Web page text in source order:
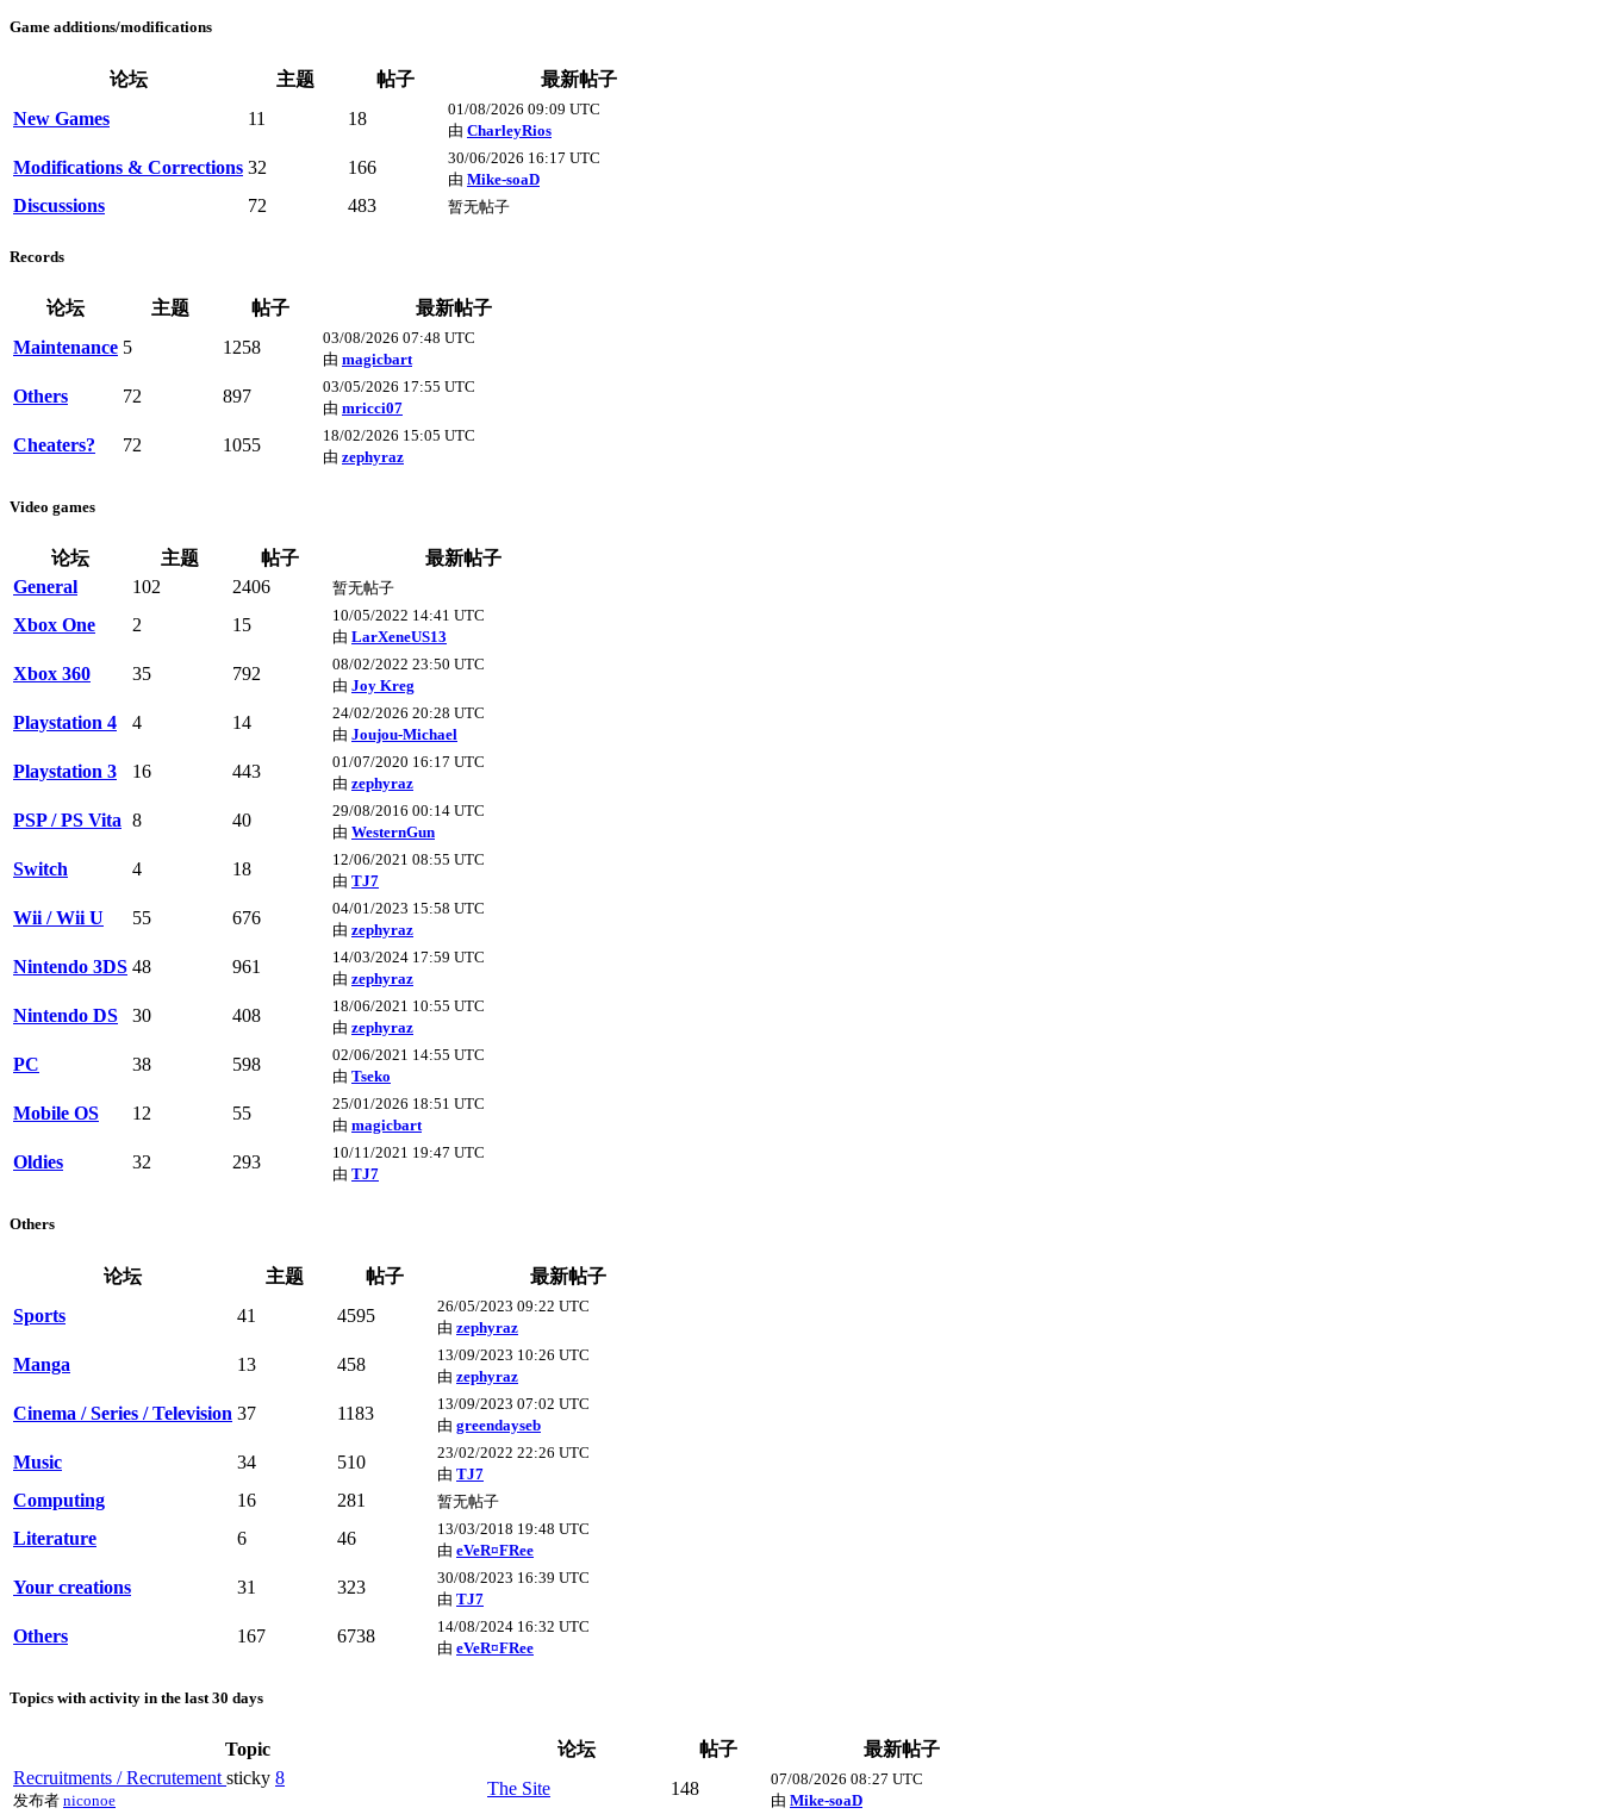
Game additions/modifications
论坛 主题 帖子
最新帖子
New Games
11 18
01/08/2026 09:09 UTC
由 CharleyRios
Modifications & Corrections 32 166
30/06/2026 16:17 UTC
由 Mike-soaD
Discussions 72 483 暂无帖子
Records
论坛 主题 帖子
最新帖子
Maintenance 5 1258
03/08/2026 07:48 UTC
由 magicbart
Others 72 897
03/05/2026 17:55 UTC
由 mricci07
Cheaters? 72 1055
18/02/2026 15:05 UTC
由 zephyraz
Video games
论坛 主题 帖子
最新帖子
General
102 2406 暂无帖子
Xbox One 2 15
10/05/2022 14:41 UTC
由 LarXeneUS13
Xbox 360 35 792
08/02/2022 23:50 UTC
由 Joy Kreg
Playstation 4 4 14
24/02/2026 20:28 UTC
由 Joujou-Michael
Playstation 3 16 443
01/07/2020 16:17 UTC
由 zephyraz
PSP / PS Vita 8 40
29/08/2016 00:14 UTC
由 WesternGun
Switch 4 18
12/06/2021 08:55 UTC
由 TJ7
Wii / Wii U 55 676
04/01/2023 15:58 UTC
由 zephyraz
Nintendo 3DS 48 961
14/03/2024 17:59 UTC
由 zephyraz
Nintendo DS 30 408
18/06/2021 10:55 UTC
由 zephyraz
PC 38 598
02/06/2021 14:55 UTC
由 Tseko
Mobile OS 12 55
25/01/2026 18:51 UTC
由 magicbart
Oldies 32 293
10/11/2021 19:47 UTC
由 TJ7
Others
论坛 主题 帖子
最新帖子
Sports
41 4595
26/05/2023 09:22 UTC
由 zephyraz
Manga 13 458
13/09/2023 10:26 UTC
由 zephyraz
Cinema / Series / Television 37 1183
13/09/2023 07:02 UTC
由 greendayseb
Music 34 510
23/02/2022 22:26 UTC
由 TJ7
Computing 16 281 暂无帖子
Literature 6 46
13/03/2018 19:48 UTC
由 eVeR¤FRee
Your creations 31 323
30/08/2023 16:39 UTC
由 TJ7
Others 167 6738
14/08/2024 16:32 UTC
由 eVeR¤FRee
Topics with activity in the last 30 days
Topic 论坛 帖子
最新帖子
Recruitments / Recrutement sticky 8
发布者 niconoe
The Site 148
07/08/2026 08:27 UTC
由 Mike-soaD